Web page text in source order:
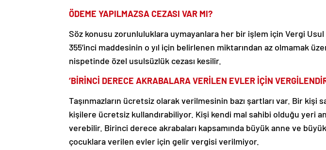
ÖDEME YAPILMAZSA CEZASI VAR MI?
Söz konusu zorunluluklara uymayanlara her bir işlem için Vergi
355’inci maddesinin o yıl için belirlenen miktarından az olmamak
nispetinde özel usulsüzlük cezası kesilir.
‘BİRİNCİ DERECE AKRABALARA VERİLEN EVLER İÇİN
Taşınmazların ücretsiz olarak verilmesinin bazı şartları var. Bir kişi
kişilere ücretsiz kullandırabiliyor. Kişi kendi mal sahibi olduğu yeri
verebilir. Birinci derece akrabaları kapsamında büyük anne ve
çocuklara verilen evler için gelir vergisi verilmiyor.